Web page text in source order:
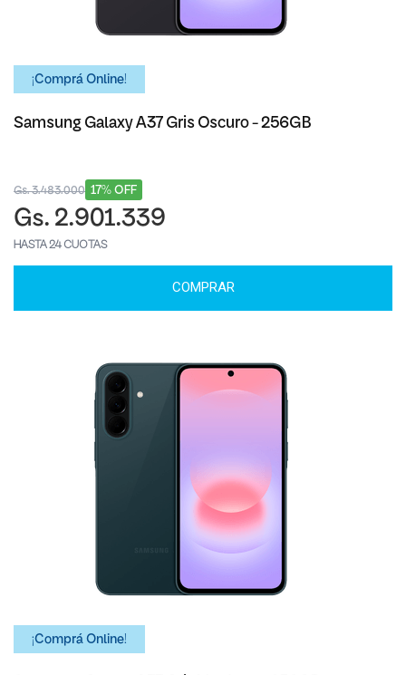
¡Comprá Online!
Samsung Galaxy A37 Gris Oscuro - 256GB
17% OFF
Gs. 3.483.000
Gs. 2.901.339
HASTA 24 CUOTAS
COMPRAR
¡Comprá Online!